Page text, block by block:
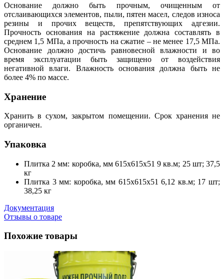
Основание должно быть прочным, очищенным от
отслаивающихся элементов, пыли, пятен масел, следов износа
резины и прочих веществ, препятствующих адгезии.
Прочность основания на растяжение должна составлять в
среднем 1,5 МПа, а прочность на сжатие – не менее 17,5 МПа.
Основание должно достичь равновесной влажности и во
время эксплуатации быть защищено от воздействия
негативной влаги. Влажность основания должна быть не
более 4% по массе.
Хранение
Хранить в сухом, закрытом помещении. Срок хранения не
органичен.
Упаковка
Плитка 2 мм: коробка, мм 615х615х51 9 кв.м; 25 шт; 37,5
кг
Плитка 3 мм: коробка, мм 615х615х51 6,12 кв.м; 17 шт;
38,25 кг
Документация
Отзывы о товаре
Похожие товары